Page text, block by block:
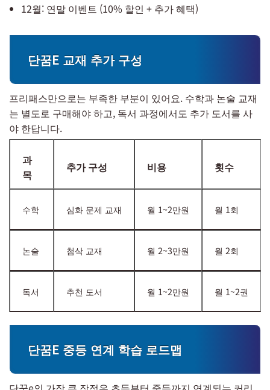
12월: 연말 이벤트 (10% 할인 + 추가 혜택)
단꿈E 교재 추가 구성
프리패스만으로는 부족한 부분이 있어요. 수학과 논술 교재
는 별도로 구매해야 하고, 독서 과정에서도 추가 도서를 사
야 한답니다.
과
목
추가 구성 비용 횟수
수학 심화 문제 교재 월 1~2만원 월 1회
논술 첨삭 교재 월 2~3만원 월 2회
독서 추천 도서 월 1~2만원 월 1~2권
단꿈E 중등 연계 학습 로드맵